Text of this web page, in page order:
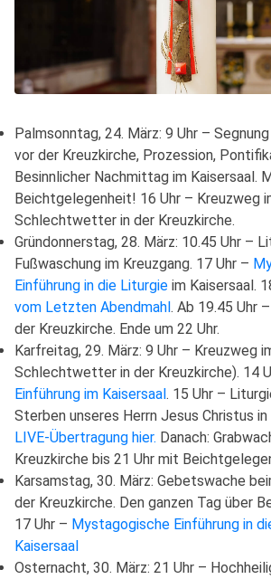
Palmsonntag, 24. März: 9 Uhr –
vor der Kreuzkirche, Prozession,
Besinnlicher Nachmittag im Kaisersaal.
Beichtgelegenheit! 16 Uhr – Kreuzweg
Schlechtwetter in der Kreuzkirche.
Gründonnerstag, 28. März: 10.45 Uhr –
Fußwaschung im Kreuzgang. 17 Uhr –
Einführung in die Liturgie im Kaisersaal.
vom Letzten Abendmahl. Ab 19.45 Uhr
der Kreuzkirche. Ende um 22 Uhr.
Karfreitag, 29. März: 9 Uhr – Kreuzweg
Schlechtwetter in der Kreuzkirche). 14
Einführung im Kaisersaal. 15 Uhr –
Sterben unseres Herrn Jesus Christus
LIVE-Übertragung hier. Danach:
Kreuzkirche bis 21 Uhr mit
Karsamstag, 30. März: Gebetswache
der Kreuzkirche. Den ganzen Tag über
17 Uhr – Mystagogische Einführung in
Kaisersaal
Osternacht, 30. März: 21 Uhr –